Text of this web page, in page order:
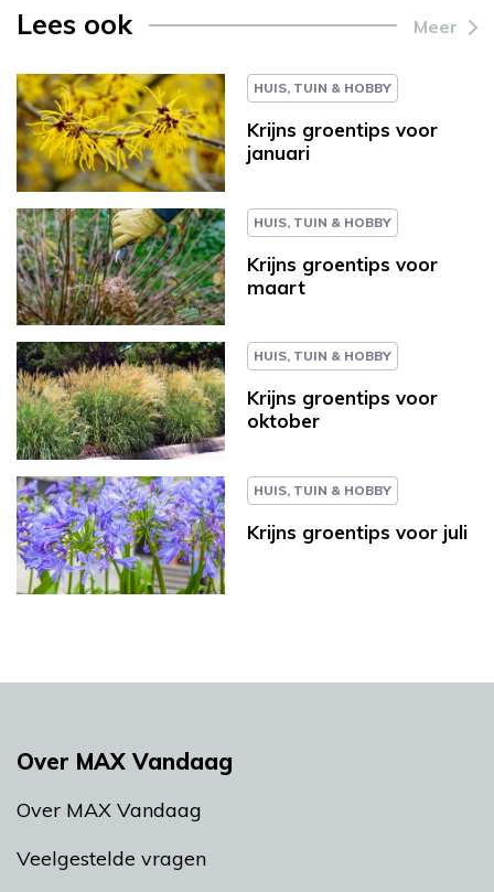
Lees ook Meer
HUIS, TUIN & HOBBY
Krijns groentips voor
januari
HUIS, TUIN & HOBBY
Krijns groentips voor
maart
HUIS, TUIN & HOBBY
Krijns groentips voor
oktober
HUIS, TUIN & HOBBY
Krijns groentips voor juli
Over MAX Vandaag
Over MAX Vandaag
Veelgestelde vragen